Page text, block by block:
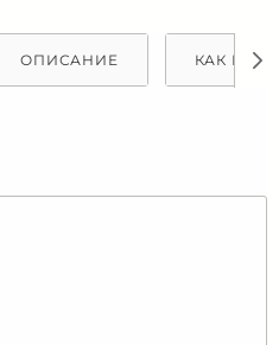
ОПИСАНИЕ КАК